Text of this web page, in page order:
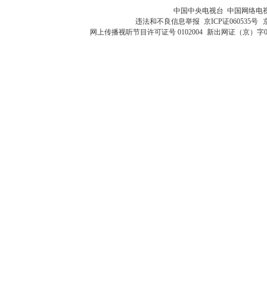
中国中央电视台 中国网络电
违法和不良信息举报 京ICP证060535号
网上传播视听节目许可证号 0102004 新出网证（京）